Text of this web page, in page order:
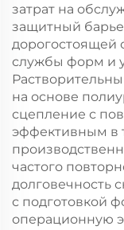
затрат на
защитный
дорогостоящей
службы форм и
на основе
сцепление с
эффективным в
частого
долговечность
с подготовкой
операционную